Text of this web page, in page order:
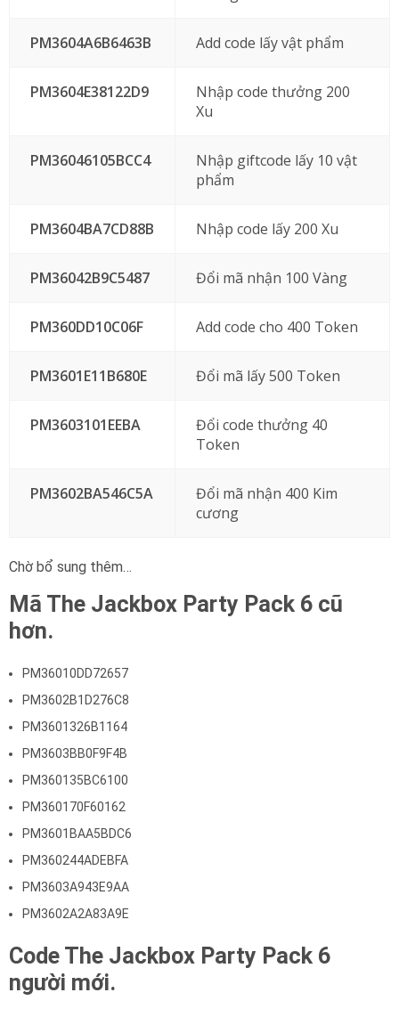
PM3604A6B6463B Add code lấy vật phẩm
PM3604E38122D9
Nhập code thưởng 200
Xu
PM36046105BCC4
Nhập giftcode lấy 10 vật
phẩm
PM3604BA7CD88B Nhập code lấy 200 Xu
PM36042B9C5487 Đổi mã nhận 100 Vàng
PM360DD10C06F Add code cho 400 Token
PM3601E11B680E Đổi mã lấy 500 Token
PM3603101EEBA
Đổi code thưởng 40
Token
PM3602BA546C5A
Đổi mã nhận 400 Kim
cương
Chờ bổ sung thêm…
Mã The Jackbox Party Pack 6 cũ
hơn.
PM36010DD72657
PM3602B1D276C8
PM3601326B1164
PM3603BB0F9F4B
PM360135BC6100
PM360170F60162
PM3601BAA5BDC6
PM360244ADEBFA
PM3603A943E9AA
PM3602A2A83A9E
Code The Jackbox Party Pack 6
người mới.